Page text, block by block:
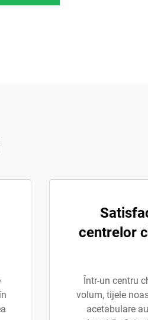
centrelor
Într-un centru
volum, tijele
acetabulare